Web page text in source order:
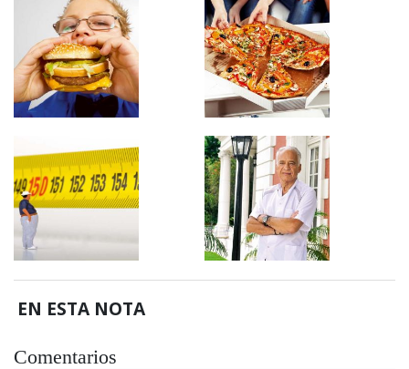
EN ESTA NOTA
Comentarios